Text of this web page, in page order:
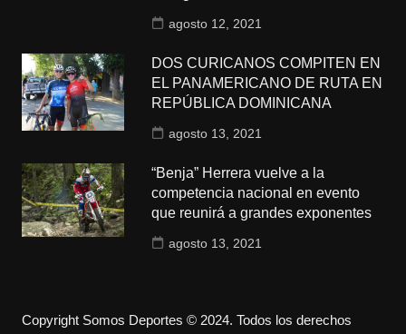
agosto 12, 2021
DOS CURICANOS COMPITEN EN
EL PANAMERICANO DE RUTA EN
REPÚBLICA DOMINICANA
agosto 13, 2021
“Benja” Herrera vuelve a la
competencia nacional en evento
que reunirá a grandes exponentes
agosto 13, 2021
Copyright Somos Deportes © 2024. Todos los derechos